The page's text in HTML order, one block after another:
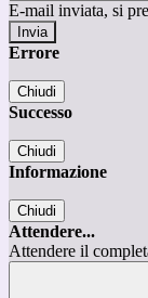
E-mail inviata, si
Errore
Chiudi
Successo
Chiudi
Informazione
Chiudi
Attendere...
Attendere il